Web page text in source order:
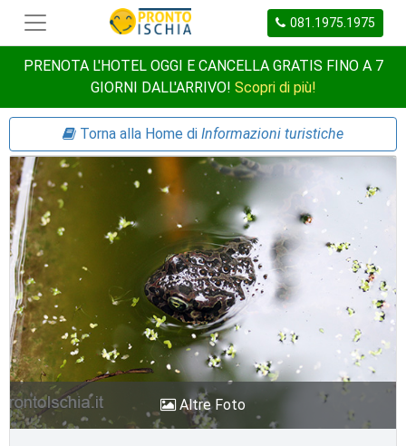
081.1975.1975
PRENOTA L'HOTEL OGGI E CANCELLA GRATIS FINO A 7
GIORNI DALL'ARRIVO! Scopri di più!
Torna alla Home di Informazioni turistiche
Altre Foto